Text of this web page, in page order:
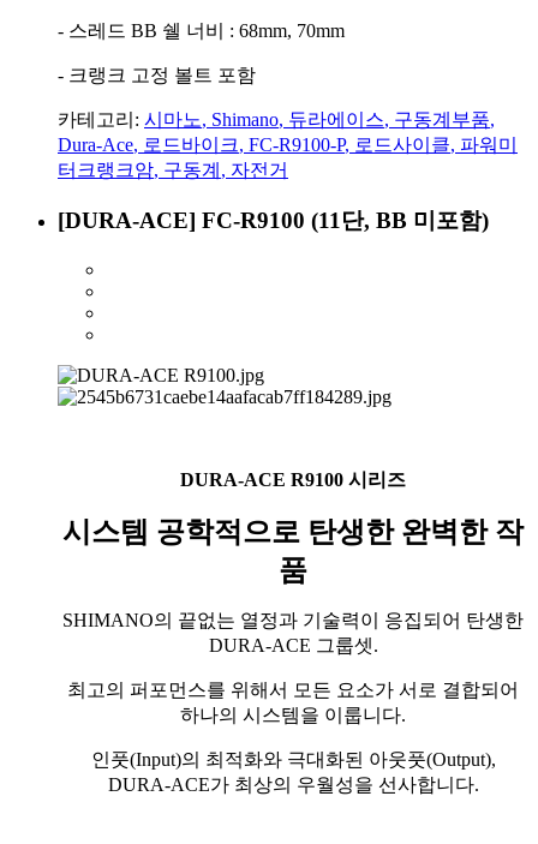
- 스레드 BB 쉘 너비 : 68mm, 70mm
- 크랭크 고정 볼트 포함
카테고리: 시마노, Shimano, 듀라에이스, 구동계부품,
Dura-Ace, 로드바이크, FC-R9100-P, 로드사이클, 파워미
터크랭크암, 구동계 , 자전거
[DURA-ACE] FC-R9100 (11단, BB 미포함)
DURA-ACE R9100 시리즈
시스템 공학적으로 탄생한 완벽한 작
품
SHIMANO의 끝없는 열정과 기술력이 응집되어 탄생한
DURA-ACE 그룹셋.
최고의 퍼포먼스를 위해서 모든 요소가 서로 결합되어
하나의 시스템을 이룹니다.
인풋(Input)의 최적화와 극대화된 아웃풋(Output),
DURA-ACE가 최상의 우월성을 선사합니다.